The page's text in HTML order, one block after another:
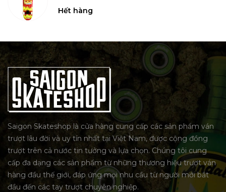
Hết hàng
Saigon Skateshop là cửa hàng cung cấp các sản phẩm ván
trượt lâu đời và uy tín nhất tại Việt Nam, được cộng đồng
trượt trên cả nước tin tưởng và lựa chọn. Chúng tôi cung
cấp đa dạng các sản phẩm từ những thương hiệu trượt ván
hàng đầu thế giới, đáp ứng mọi nhu cầu từ người mới bắt
đầu đến các tay trượt chuyên nghiệp.